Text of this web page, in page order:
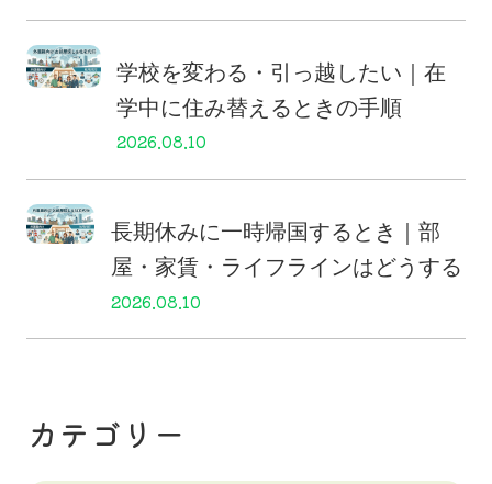
学校を変わる・引っ越したい｜在
学中に住み替えるときの手順
2026.08.10
長期休みに一時帰国するとき｜部
屋・家賃・ライフラインはどうする
2026.08.10
カテゴリー